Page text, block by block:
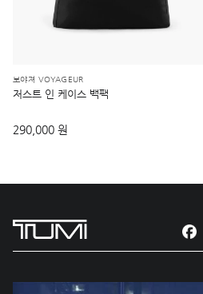
보야져 VOYAGEUR
저스트 인 케이스 백팩
290,000 원